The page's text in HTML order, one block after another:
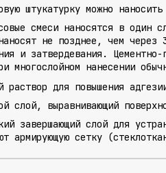
штукатурку можно
смеси наносятся в один
не позднее, чем через
и затвердевания.
многослойном нанесении
раствор для повышения
слой, выравнивающий
завершающий слой для
армирующую сетку